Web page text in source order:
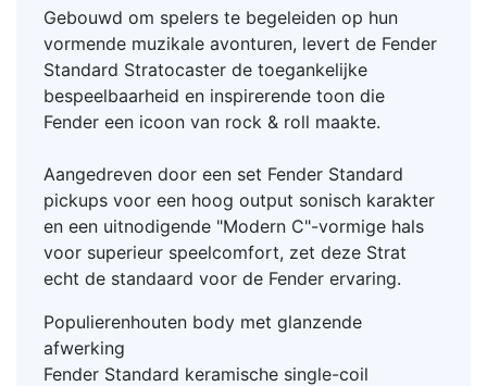
Gebouwd om spelers te begeleiden op hun
vormende muzikale avonturen, levert de Fender
Standard Stratocaster de toegankelijke
bespeelbaarheid en inspirerende toon die
Fender een icoon van rock & roll maakte.
Aangedreven door een set Fender Standard
pickups voor een hoog output sonisch karakter
en een uitnodigende "Modern C"-vormige hals
voor superieur speelcomfort, zet deze Strat
echt de standaard voor de Fender ervaring.
Populierenhouten body met glanzende
afwerking
Fender Standard keramische single-coil